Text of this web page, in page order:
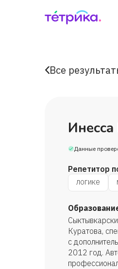
Все
Данные
Репетитор
логике
Куратова,
с
2012 год.